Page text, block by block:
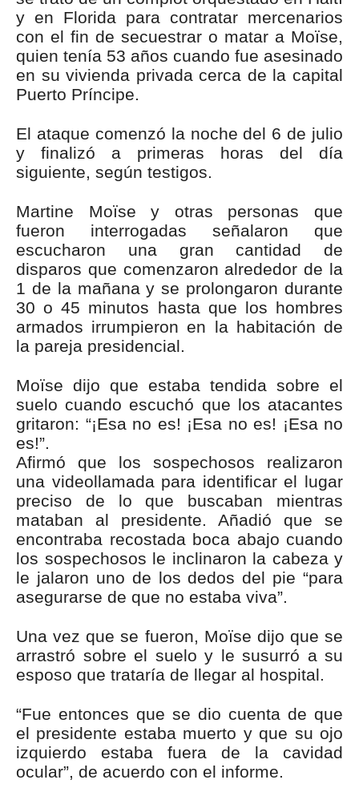
y en Florida para contratar mercenarios
con el fin de secuestrar o matar a Moïse,
quien tenía 53 años cuando fue asesinado
en su vivienda privada cerca de la capital
Puerto Príncipe.
El ataque comenzó la noche del 6 de julio
y finalizó a primeras horas del día
siguiente, según testigos.
Martine Moïse y otras personas que
fueron interrogadas señalaron que
escucharon una gran cantidad de
disparos que comenzaron alrededor de la
1 de la mañana y se prolongaron durante
30 o 45 minutos hasta que los hombres
armados irrumpieron en la habitación de
la pareja presidencial.
Moïse dijo que estaba tendida sobre el
suelo cuando escuchó que los atacantes
gritaron: “¡Esa no es! ¡Esa no es! ¡Esa no
es!”.
Afirmó que los sospechosos realizaron
una videollamada para identificar el lugar
preciso de lo que buscaban mientras
mataban al presidente. Añadió que se
encontraba recostada boca abajo cuando
los sospechosos le inclinaron la cabeza y
le jalaron uno de los dedos del pie “para
asegurarse de que no estaba viva”.
Una vez que se fueron, Moïse dijo que se
arrastró sobre el suelo y le susurró a su
esposo que trataría de llegar al hospital.
“Fue entonces que se dio cuenta de que
el presidente estaba muerto y que su ojo
izquierdo estaba fuera de la cavidad
ocular”, de acuerdo con el informe.